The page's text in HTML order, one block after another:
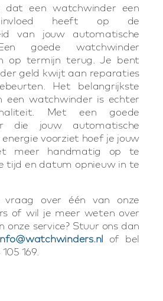
dat een watchwinder een
invloed heeft op de
van jouw automatische
goede watchwinder
op termijn terug. Je bent
geld kwijt aan reparaties
Het belangrijkste
een watchwinder is echter
Met een goede
die jouw automatische
energie voorziet hoef je jouw
meer handmatig op te
tijd en datum opnieuw in te
over één van onze
of wil je meer weten over
onze service? Stuur ons dan
of bel
169.